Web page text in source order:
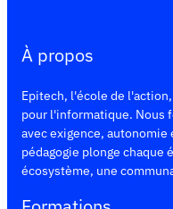
À propos
Epitech, l'école de
pour l'informatique. Nous
avec exigence, autonomie
pédagogie plonge chaque
écosystème, une